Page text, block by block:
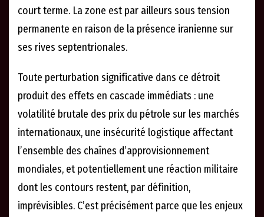
court terme. La zone est par ailleurs sous tension
permanente en raison de la présence iranienne sur
ses rives septentrionales.
Toute perturbation significative dans ce détroit
produit des effets en cascade immédiats : une
volatilité brutale des prix du pétrole sur les marchés
internationaux, une insécurité logistique affectant
l’ensemble des chaînes d’approvisionnement
mondiales, et potentiellement une réaction militaire
dont les contours restent, par définition,
imprévisibles. C’est précisément parce que les enjeux